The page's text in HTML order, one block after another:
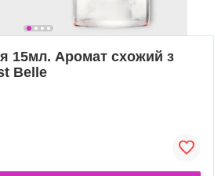
15мл. Аромат схожий з
Belle